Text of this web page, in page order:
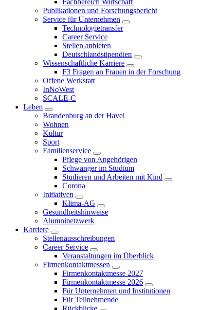
Fachbereich Wirtschaft
Publikationen und Forschungsbericht
Service für Unternehmen
Technologietransfer
Career Service
Stellen anbieten
Deutschlandstipendien
Wissenschaftliche Karriere
F3 Fragen an Frauen in der Forschung
Offene Werkstatt
InNoWest
SCALE-C
Leben
Brandenburg an der Havel
Wohnen
Kultur
Sport
Familienservice
Pflege von Angehörigen
Schwanger im Studium
Studieren und Arbeiten mit Kind
Corona
Initiativen
Klima-AG
Gesundheitshinweise
Alumninetzwerk
Karriere
Stellenausschreibungen
Career Service
Veranstaltungen im Überblick
Firmenkontaktmessen
Firmenkontaktmesse 2027
Firmenkontaktmesse 2026
Für Unternehmen und Institutionen
Für Teilnehmende
Rückblicke